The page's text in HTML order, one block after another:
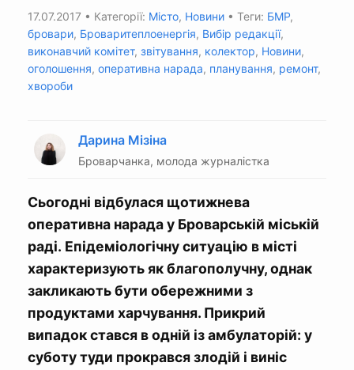
17.07.2017 • Категорії: Місто, Новини • Теги: БМР,
бровари, Броваритеплоенергія, Вибір редакції,
виконавчий комітет, звітування, колектор, Новини,
оголошення, оперативна нарада, планування, ремонт,
хвороби
Дарина Мізіна
Броварчанка, молода журналістка
Сьогодні відбулася щотижнева
оперативна нарада у Броварській міській
раді. Епідеміологічну ситуацію в місті
характеризують як благополучну, однак
закликають бути обережними з
продуктами харчування. Прикрий
випадок стався в одній із амбулаторій: у
суботу туди прокрався злодій і виніс